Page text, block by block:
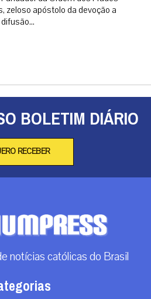
zeloso apóstolo da devoção a
BOLETIM DIÁRIO
RECEBER
notícias católicas do Brasil